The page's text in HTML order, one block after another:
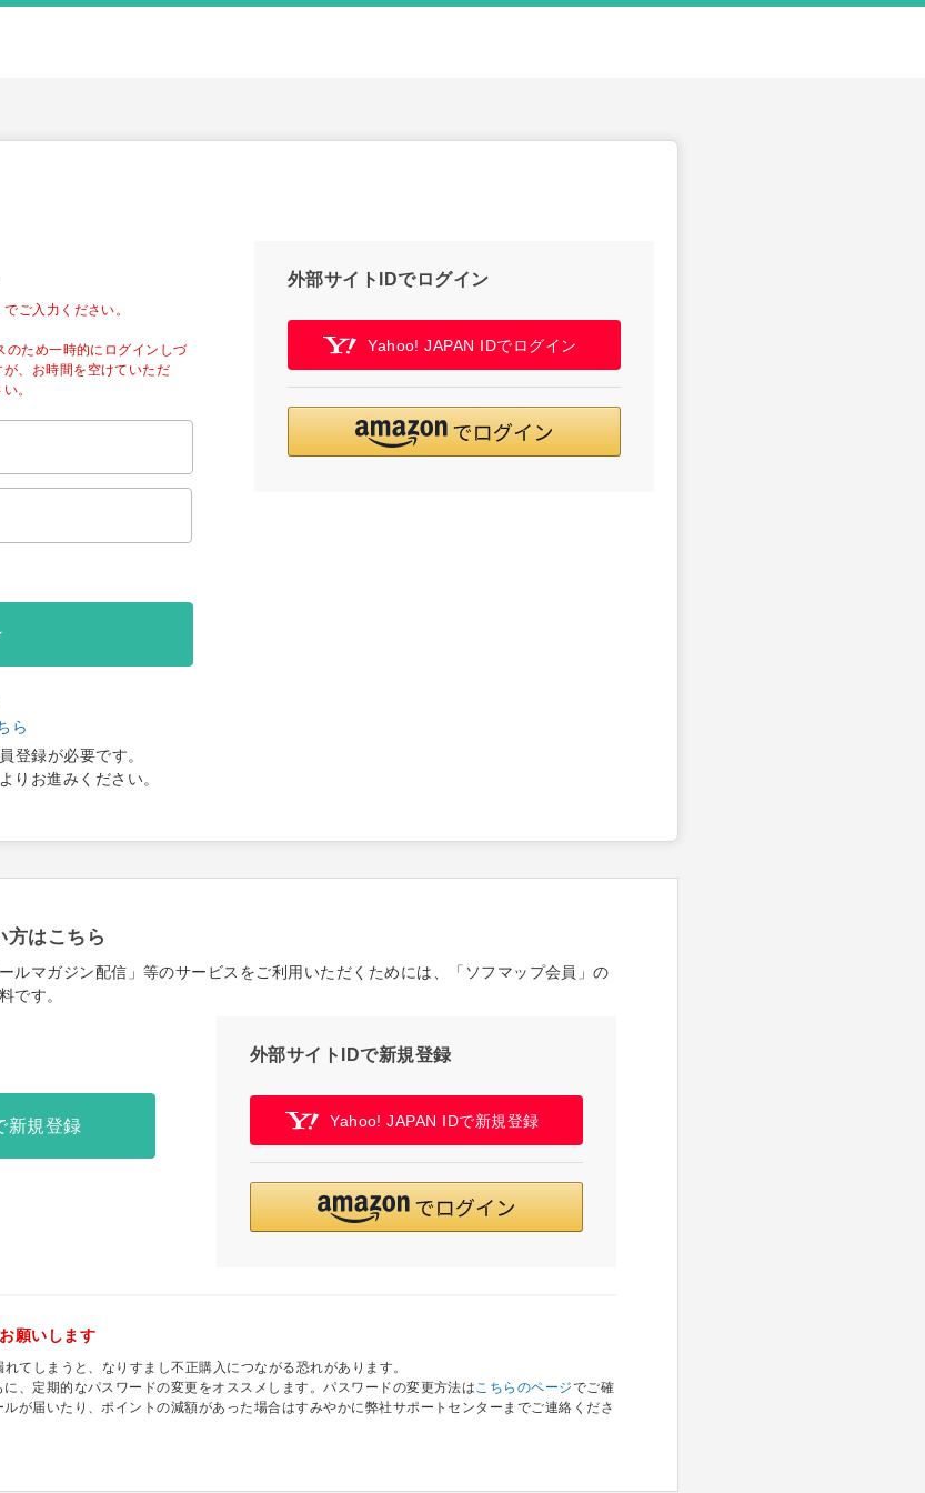
ご入力ください。
ため一時的にログインしづ
、お時間を空けていただ
。
ら
登録が必要です。
りお進みください。
外部サイトIDでログイン
Yahoo! JAPAN IDでログイン
方はこちら
ルマガジン配信」等のサービスをご利用いただくためには、「ソフマップ会員」の
です。
新規登録
外部サイトIDで新規登録
Yahoo! JAPAN IDで新規登録
願いします
てしまうと、なりすまし不正購入につながる恐れがあります。
、定期的なパスワードの変更をオススメします。パスワードの変更方法はこちらのページでご確
が届いたり、ポイントの減額があった場合はすみやかに弊社サポートセンターまでご連絡くださ